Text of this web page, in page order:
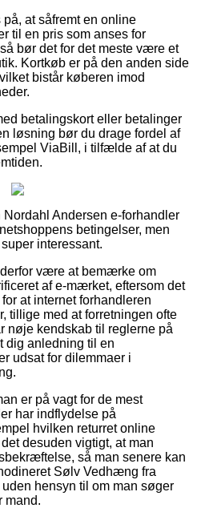
at såfremt en online
til en pris som anses for
bør det for det meste være et
Kortkøb er på den anden side
bistår køberen imod
betalingskort eller betalinger
løsning bør du drage fordel af
ViaBill, i tilfælde af at du
Nordahl Andersen e-forhandler
betingelser, men
interessant.
være at bemærke om
af e-mærket, eftersom det
at internet forhandleren
tillige med at forretningen ofte
nøje kendskab til reglerne på
dig anledning til en
udsat for dilemmaer i
er på vagt for de mest
har indflydelse på
hvilken returret online
desuden vigtigt, at man
så man senere kan
Sølv Vedhæng fra
hensyn til om man søger
mand.